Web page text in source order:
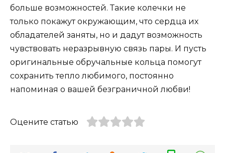
больше возможностей. Такие колечки не
только покажут окружающим, что сердца их
обладателей заняты, но и дадут возможность
чувствовать неразрывную связь пары. И пусть
оригинальные обручальные кольца помогут
сохранить тепло любимого, постоянно
напоминая о вашей безграничной любви!
Оцените статью